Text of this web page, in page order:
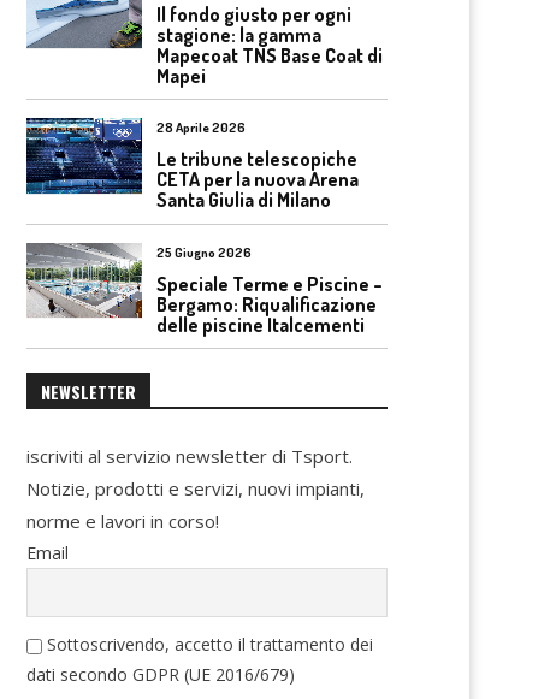
Il fondo giusto per ogni
stagione: la gamma
Mapecoat TNS Base Coat di
Mapei
28 Aprile 2026
Le tribune telescopiche
CETA per la nuova Arena
Santa Giulia di Milano
25 Giugno 2026
Speciale Terme e Piscine –
Bergamo: Riqualificazione
delle piscine Italcementi
NEWSLETTER
iscriviti al servizio newsletter di Tsport.
Notizie, prodotti e servizi, nuovi impianti,
norme e lavori in corso!
Email
Sottoscrivendo, accetto il trattamento dei
dati secondo GDPR (UE 2016/679)